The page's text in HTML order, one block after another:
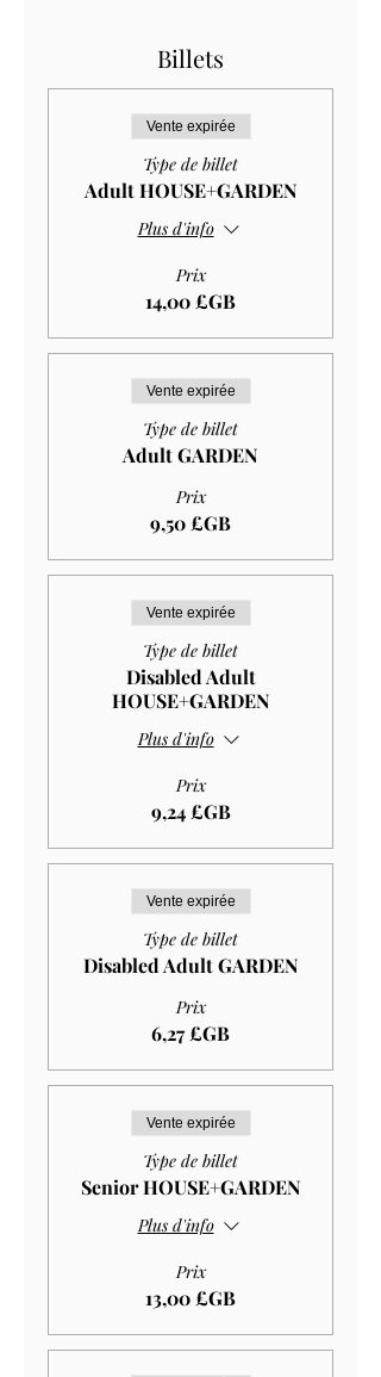
Billets
Vente expirée
Type de billet
Adult HOUSE+GARDEN
Plus d'info
Prix
14,00 £GB
Vente expirée
Type de billet
Adult GARDEN
Prix
9,50 £GB
Vente expirée
Type de billet
Disabled Adult
HOUSE+GARDEN
Plus d'info
Prix
9,24 £GB
Vente expirée
Type de billet
Disabled Adult GARDEN
Prix
6,27 £GB
Vente expirée
Type de billet
Senior HOUSE+GARDEN
Plus d'info
Prix
13,00 £GB